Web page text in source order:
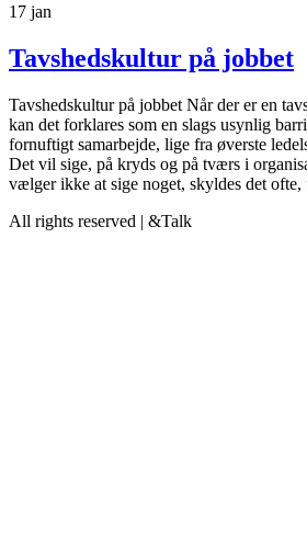
17 jan
Tavshedskultur på jobbet
Tavshedskultur på jobbet Når der er en
kan det forklares som en slags usynlig
fornuftigt samarbejde, lige fra øverste
Det vil sige, på kryds og på tværs i
vælger ikke at sige noget, skyldes det ofte,
All rights reserved | &Talk